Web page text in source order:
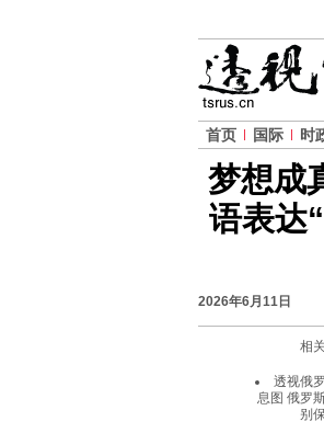
首页 国际 时
梦想成
语表达
2026年6月11日
相
透视俄
息图 俄罗
别